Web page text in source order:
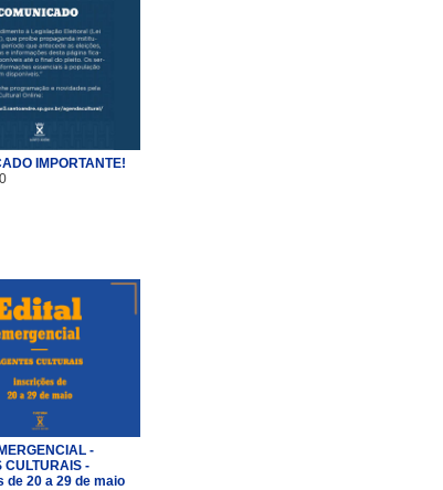
IMPORTANTE!
-
CULTURAIS -
de 20 a 29 de maio